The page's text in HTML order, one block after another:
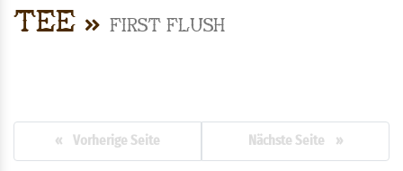
Tee First flush
« Vorherige Seite Nächste Seite »